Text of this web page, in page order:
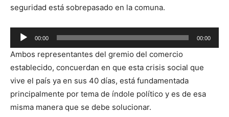
seguridad está sobrepasado en la comuna.
Reproductor
de
audio
00:00 00:00
Ambos representantes del gremio del comercio
establecido, concuerdan en que esta crisis social que
vive el país ya en sus 40 días, está fundamentada
principalmente por tema de índole político y es de esa
misma manera que se debe solucionar.